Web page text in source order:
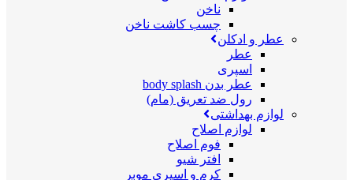
ناخن
چسب کاشت ناخن
عطر و ادکلن
عطر
اسپری
عطر بدن body splash
رول ضد تعریق (مام)
لوازم بهداشتی
لوازم اصلاح
فوم اصلاح
افتر شیو
کرم و اسپری موبر